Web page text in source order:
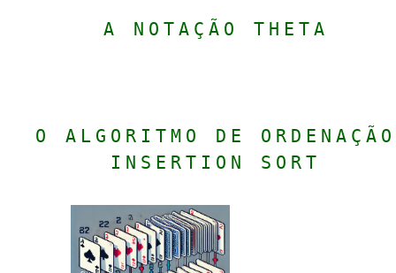
A NOTAÇÃO THETA
O ALGORITMO DE ORDENAÇÃO
INSERTION SORT